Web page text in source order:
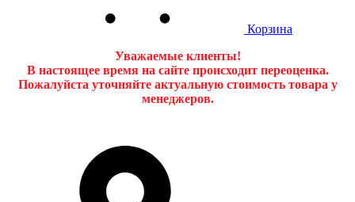
Корзина
Уважаемые клиенты!
В настоящее время на сайте происходит переоценка.
Пожалуйста уточняйте актуальную стоимость товара у
менеджеров.